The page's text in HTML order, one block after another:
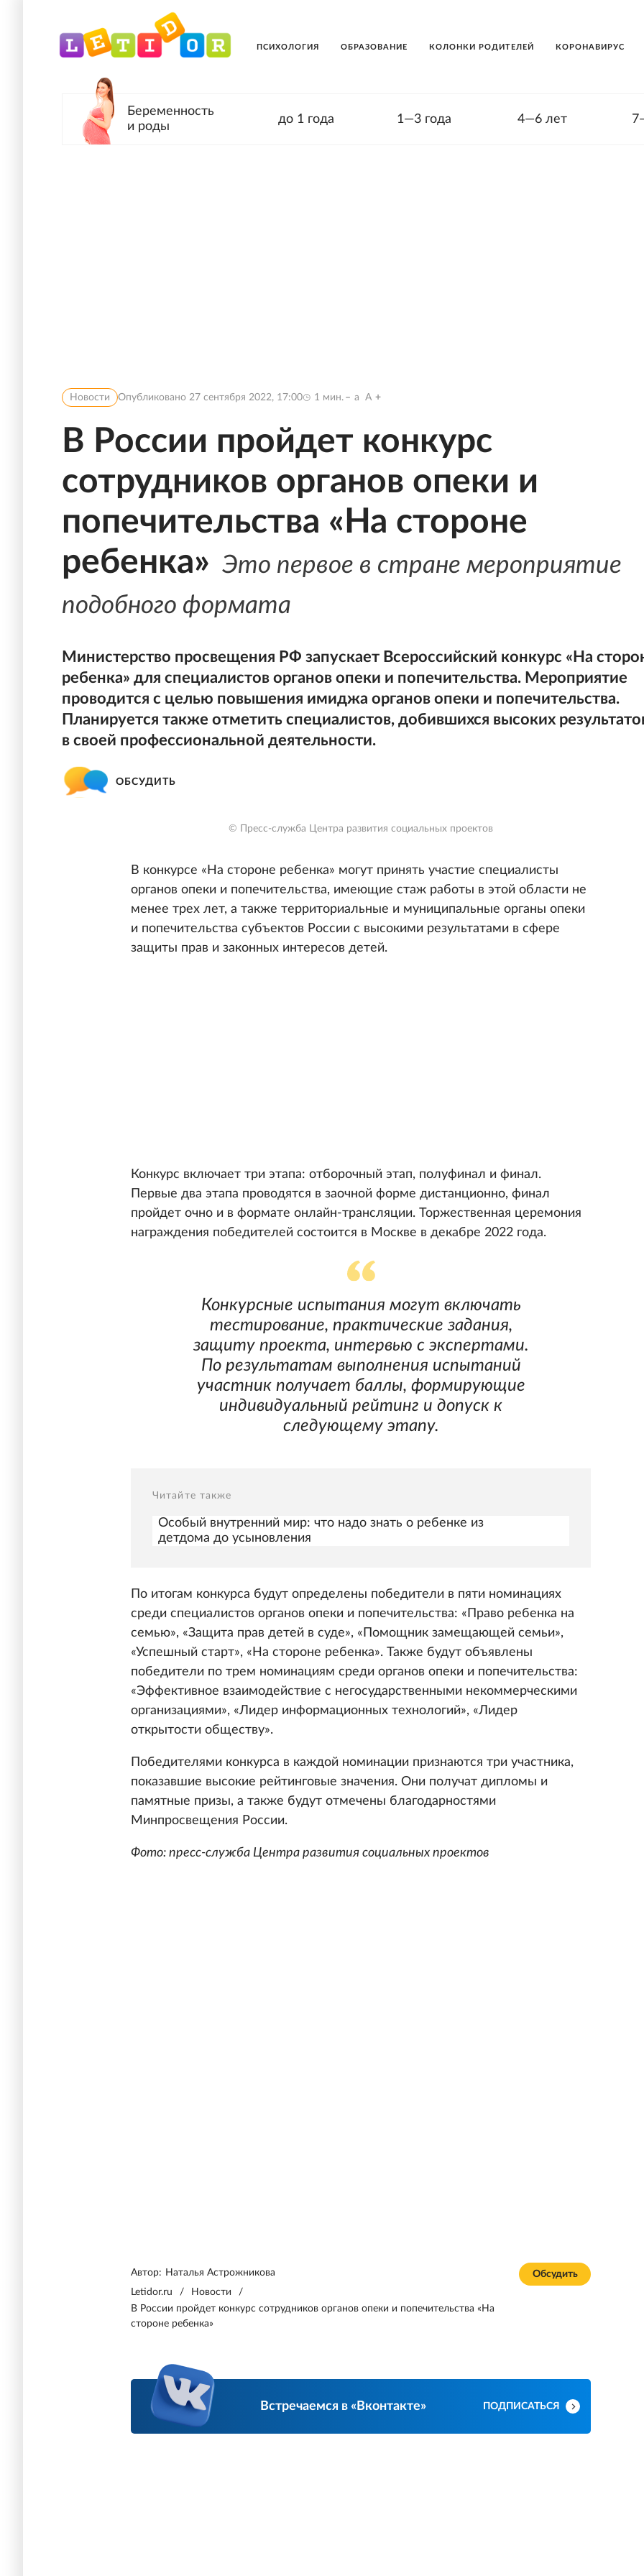
ПСИХОЛОГИЯ ОБРАЗОВАНИЕ КОЛОНКИ РОДИТЕЛЕЙ КОРОНАВИРУС
Беременность
и роды
до 1 года 1—3 года 4—6 лет
Новости Опубликовано 27 сентября 2022, 17:00 1 мин. a A
В России пройдет конкурс
сотрудников органов опеки и
попечительства «На стороне
ребенка» Это первое в стране мероприятие
подобного формата
Министерство просвещения РФ запускает Всероссийский конкурс «На
ребенка» для специалистов органов опеки и попечительства. Мероприятие
проводится с целью повышения имиджа органов опеки и попечительства.
Планируется также отметить специалистов, добившихся высоких
в своей профессиональной деятельности.
ОБСУДИТЬ
© Пресс-служба Центра развития социальных проектов
В конкурсе «На стороне ребенка» могут принять участие специалисты
органов опеки и попечительства, имеющие стаж работы в этой области не
менее трех лет, а также территориальные и муниципальные органы опеки
и попечительства субъектов России с высокими результатами в сфере
защиты прав и законных интересов детей.
Конкурс включает три этапа: отборочный этап, полуфинал и финал.
Первые два этапа проводятся в заочной форме дистанционно, финал
пройдет очно и в формате онлайн-трансляции. Торжественная церемония
награждения победителей состоится в Москве в декабре 2022 года.
Конкурсные испытания могут включать
тестирование, практические задания,
защиту проекта, интервью с экспертами.
По результатам выполнения испытаний
участник получает баллы, формирующие
индивидуальный рейтинг и допуск к
следующему этапу.
Читайте также
Особый внутренний мир: что надо знать о ребенке из
детдома до усыновления
По итогам конкурса будут определены победители в пяти номинациях
среди специалистов органов опеки и попечительства: «Право ребенка на
семью», «Защита прав детей в суде», «Помощник замещающей семьи»,
«Успешный старт», «На стороне ребенка». Также будут объявлены
победители по трем номинациям среди органов опеки и попечительства:
«Эффективное взаимодействие с негосударственными некоммерческими
организациями», «Лидер информационных технологий», «Лидер
открытости обществу».
Победителями конкурса в каждой номинации признаются три участника,
показавшие высокие рейтинговые значения. Они получат дипломы и
памятные призы, а также будут отмечены благодарностями
Минпросвещения России.
Фото: пресс-служба Центра развития социальных проектов
Обсудить
Автор: Наталья Астрожникова
Letidor.ru
/ Новости
/
В России пройдет конкурс сотрудников органов опеки и попечительства «На
стороне ребенка»
Встречаемся в «Вконтакте» ПОДПИСАТЬСЯ